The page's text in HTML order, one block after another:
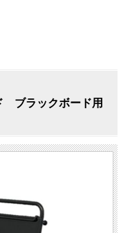
ブラックボード用